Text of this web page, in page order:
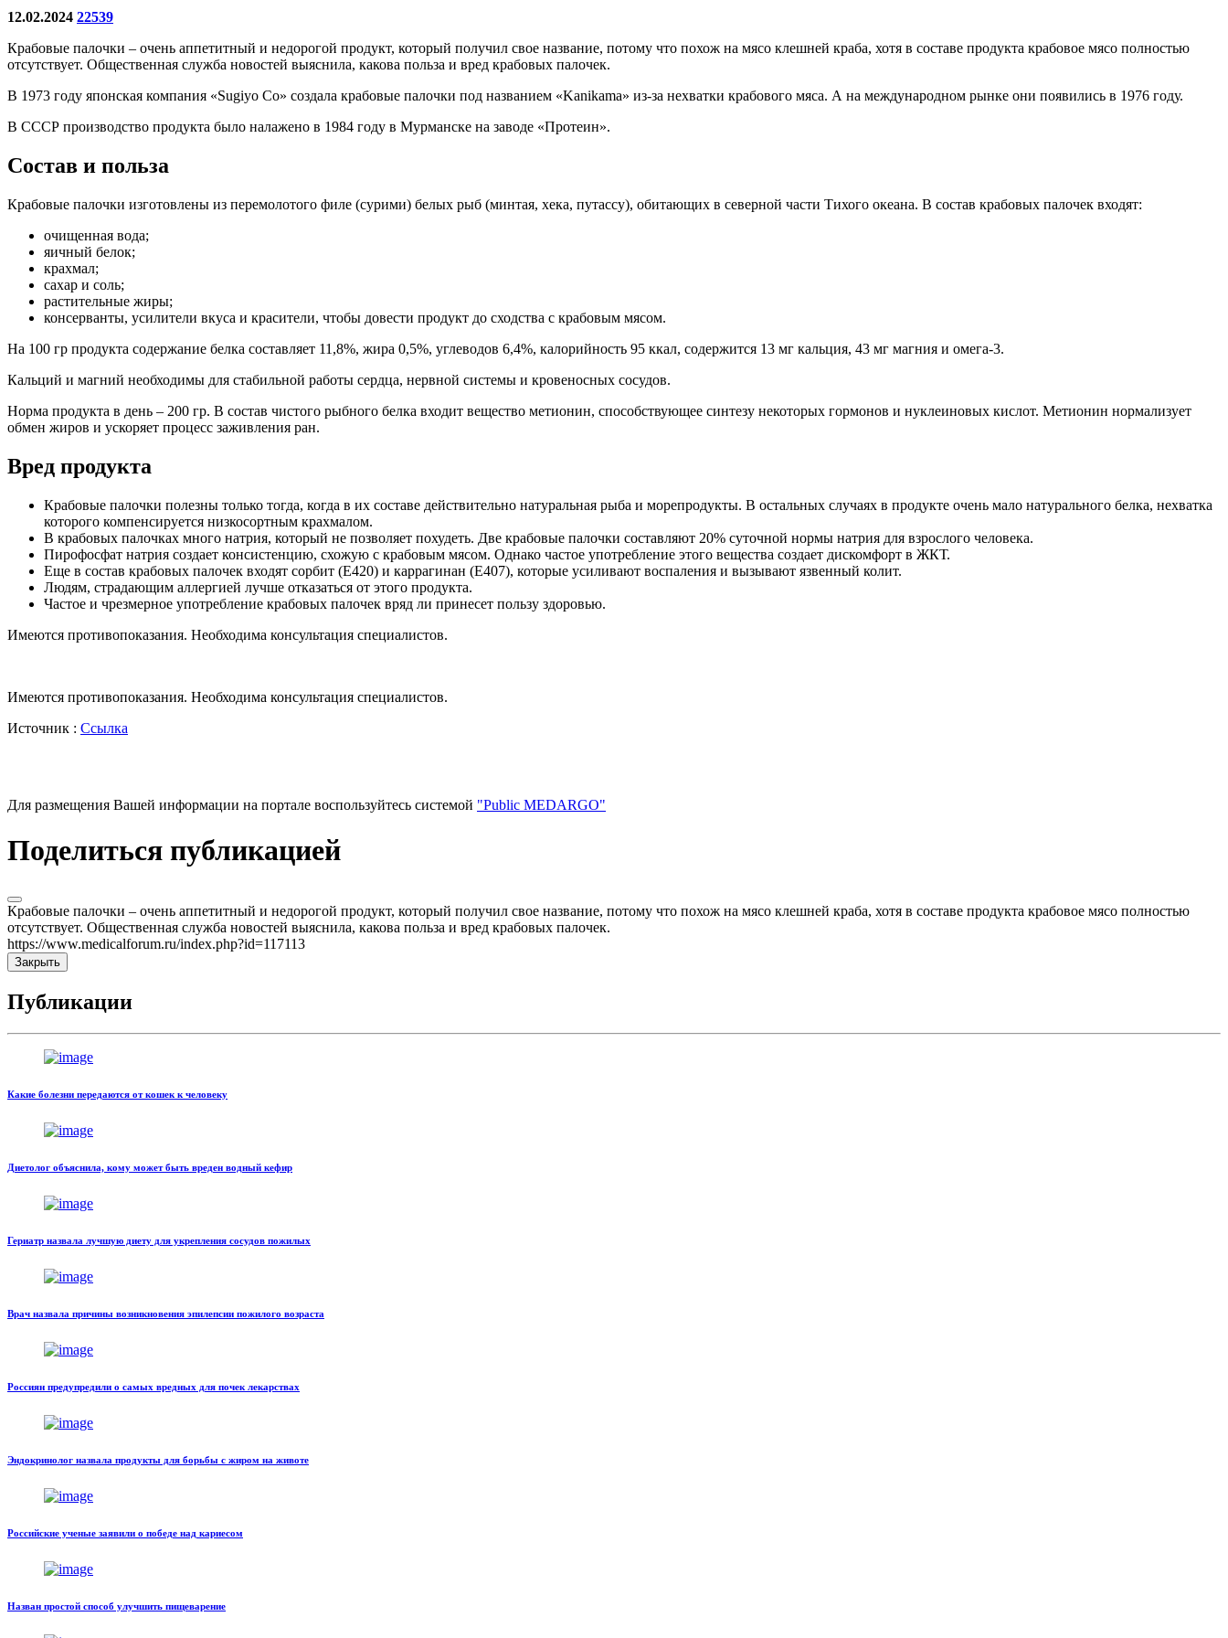
12.02.2024 22539
Крабовые палочки – очень аппетитный и недорогой продукт, который получил свое название, потому что похож на мясо клешней краба, хотя в составе продукта крабовое мясо полностью
отсутствует. Общественная служба новостей выяснила, какова польза и вред крабовых палочек.
В 1973 году японская компания «Sugiyo Co» создала крабовые палочки под названием «Kanikama» из-за нехватки крабового мяса. А на международном рынке они появились в 1976 году.
В СССР производство продукта было налажено в 1984 году в Мурманске на заводе «Протеин».
Состав и польза
Крабовые палочки изготовлены из перемолотого филе (сурими) белых рыб (минтая, хека, путассу), обитающих в северной части Тихого океана. В состав крабовых палочек входят:
очищенная вода;
яичный белок;
крахмал;
сахар и соль;
растительные жиры;
консерванты, усилители вкуса и красители, чтобы довести продукт до сходства с крабовым мясом.
На 100 гр продукта содержание белка составляет 11,8%, жира 0,5%, углеводов 6,4%, калорийность 95 ккал, содержится 13 мг кальция, 43 мг магния и омега-3.
Кальций и магний необходимы для стабильной работы сердца, нервной системы и кровеносных сосудов.
Норма продукта в день – 200 гр. В состав чистого рыбного белка входит вещество метионин, способствующее синтезу некоторых гормонов и нуклеиновых кислот. Метионин нормализует
обмен жиров и ускоряет процесс заживления ран.
Вред продукта
Крабовые палочки полезны только тогда, когда в их составе действительно натуральная рыба и морепродукты. В остальных случаях в продукте очень мало натурального белка, нехватка
которого компенсируется низкосортным крахмалом.
В крабовых палочках много натрия, который не позволяет похудеть. Две крабовые палочки составляют 20% суточной нормы натрия для взрослого человека.
Пирофосфат натрия создает консистенцию, схожую с крабовым мясом. Однако частое употребление этого вещества создает дискомфорт в ЖКТ.
Еще в состав крабовых палочек входят сорбит (Е420) и каррагинан (Е407), которые усиливают воспаления и вызывают язвенный колит.
Людям, страдающим аллергией лучше отказаться от этого продукта.
Частое и чрезмерное употребление крабовых палочек вряд ли принесет пользу здоровью.
Имеются противопоказания. Необходима консультация специалистов.
Имеются противопоказания. Необходима консультация специалистов.
Источник : Ссылка
Для размещения Вашей информации на портале воспользуйтесь системой "Public MEDARGO"
Поделиться публикацией
Крабовые палочки – очень аппетитный и недорогой продукт, который получил свое название, потому что похож на мясо клешней краба, хотя в составе продукта крабовое мясо полностью
отсутствует. Общественная служба новостей выяснила, какова польза и вред крабовых палочек.
https://www.medicalforum.ru/index.php?id=117113
Закрыть
Публикации
Какие болезни передаются от кошек к человеку
Диетолог объяснила, кому может быть вреден водный кефир
Гериатр назвала лучшую диету для укрепления сосудов пожилых
Врач назвала причины возникновения эпилепсии пожилого возраста
Россиян предупредили о самых вредных для почек лекарствах
Эндокринолог назвала продукты для борьбы с жиром на животе
Российские ученые заявили о победе над кариесом
Назван простой способ улучшить пищеварение